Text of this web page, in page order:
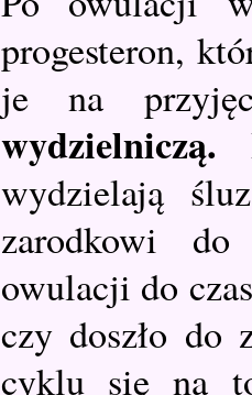
progesteron,
je na
wydzielniczą.
wydzielają
zarodkowi do
owulacji do
czy doszło do
cyklu się na